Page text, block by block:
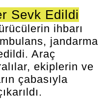
Sevk Edildi
ihbarı
jandarma
Araç
ekiplerin ve
çabasıyla